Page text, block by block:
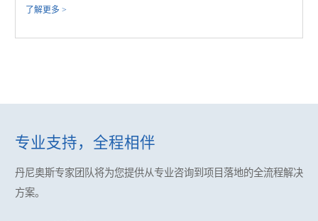
了解更多 >
专业支持，全程相伴
丹尼奥斯专家团队将为您提供从专业咨询到项目落地的全流程解决
方案。